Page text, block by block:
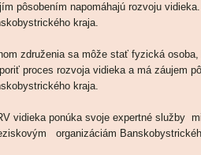
pôsobením napomáhajú rozvoju
kraja.
združenia sa môže stať fyzická
proces rozvoja vidieka a má záujem
kraja.
vidieka ponúka svoje expertné služby
organizáciám